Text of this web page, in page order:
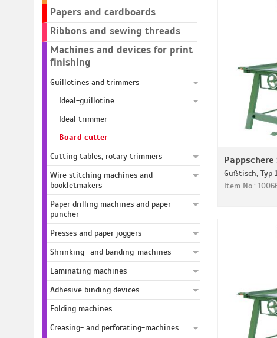
Papers and cardboards
Ribbons and sewing threads
Machines and devices for print
finishing
Guillotines and trimmers
Ideal-guillotine
Ideal trimmer
Board cutter
Cutting tables, rotary trimmers
Wire stitching machines and
bookletmakers
Paper drilling machines and paper
puncher
Presses and paper joggers
Shrinking- and banding-machines
Laminating machines
Adhesive binding devices
Folding machines
Creasing- and perforating-machines
Pappschere
Gußtisch, Typ
Item No.: